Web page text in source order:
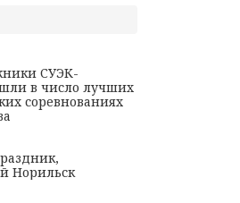
СУЭК-
в число лучших
соревнованиях
Норильск